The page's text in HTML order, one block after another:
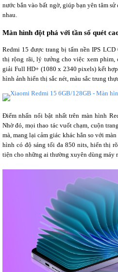
nước bắn vào bất ngờ, giúp bạn yên tâm
nhau.
Màn hình đột phá với tần số quét
Redmi 15 được trang bị tấm nền IPS
thị rộng rãi, lý tưởng cho việc xem phim,
giải Full HD+ (1080 x 2340 pixels) kết
hình ảnh hiển thị sắc nét, màu sắc trung
Điểm nhấn nổi bật nhất trên màn hình
Nhờ đó, mọi thao tác vuốt chạm, cuộn
mà, mang lại cảm giác khác hẳn so với
hình có độ sáng tối đa 850 nits, hiển thị
tiện cho những ai thường xuyên dùng máy